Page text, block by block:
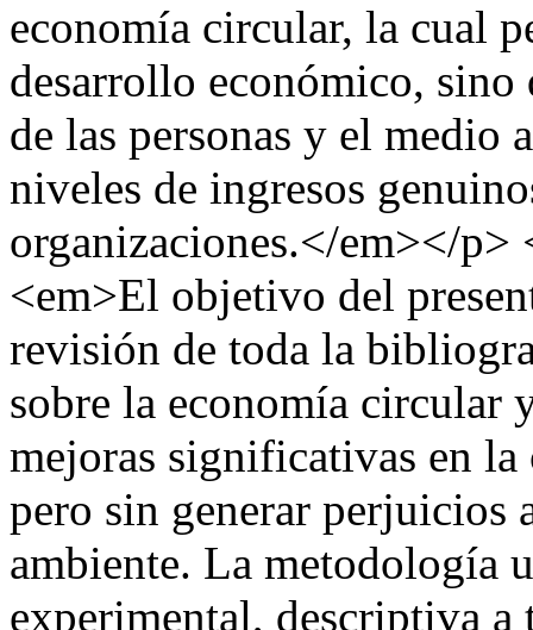
economía circular, la cual
desarrollo económico,
de las personas y el medio
niveles de ingresos
organizaciones.</em></
<em>El objetivo del
revisión de toda la
sobre la economía circular
mejoras significativas en la
pero sin generar perjuicios
ambiente. La metodología
experimental, descriptiva